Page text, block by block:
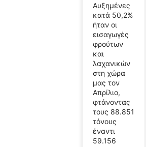
Αυξημένες
κατά 50,2%
ήταν οι
εισαγωγές
φρούτων
και
λαχανικών
στη χώρα
μας τον
Απρίλιο,
φτάνοντας
τους 88.851
τόνους
έναντι
59.156